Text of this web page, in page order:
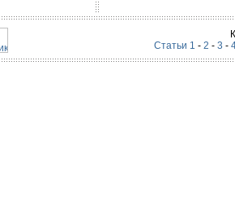
Статьи 1 - 2 - 3 -